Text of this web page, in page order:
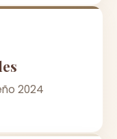
2024